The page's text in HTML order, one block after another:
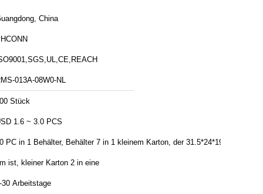
China
013A-08W0-NL
Stück
1.6 ~ 3.0 PCS
PC in 1 Behälter, Behälter 7 in 1 kleinem Karton, der 31.5*24*19
ist, kleiner Karton 2 in eine
30 Arbeitstage